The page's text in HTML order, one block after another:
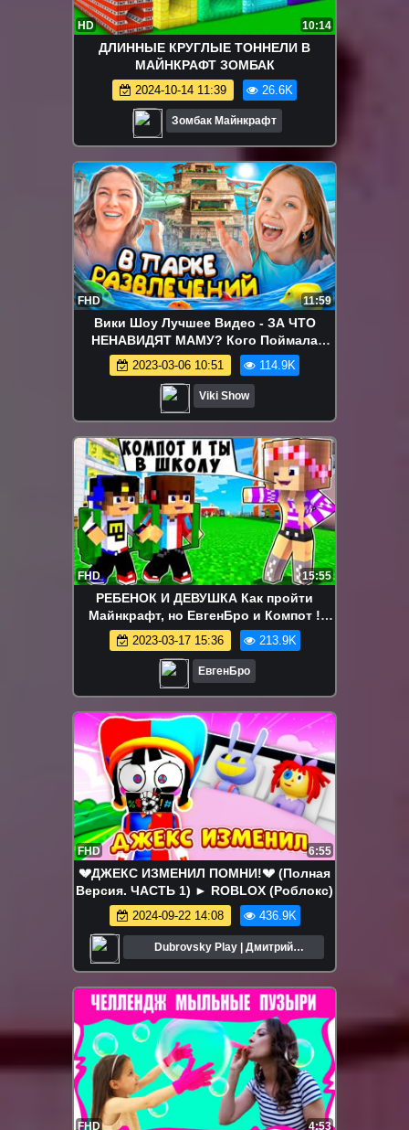
HD 10:14
ДЛИННЫЕ КРУГЛЫЕ ТОННЕЛИ В
МАЙНКРАФТ ЗОМБАК
2024-10-14 11:39 26.6K
Зомбак Майнкрафт
FHD 11:59
Вики Шоу Лучшее Видео - ЗА ЧТО
НЕНАВИДЯТ МАМУ? Кого Поймала
Вика? ВЛОГ из Дубай / Вики Шоу
2023-03-06 10:51 114.9K
Viki Show
FHD 15:55
РЕБЕНОК И ДЕВУШКА Как пройти
Майнкрафт, но ЕвгенБро и Компот !
НУБ И ПРО ВИДЕО ТРОЛЛИНГ
MINECRAFT
2023-03-17 15:36 213.9K
ЕвгенБро
FHD 6:55
💔ДЖЕКС ИЗМЕНИЛ ПОМНИ!💔 (Полная
Версия. ЧАСТЬ 1) ► ROBLOX (Роблокс)
2024-09-22 14:08 436.9K
Dubrovsky Play | Дмитрий
Дубровский
FHD 4:53